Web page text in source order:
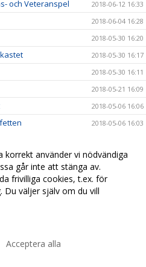
och Veteranspel 2018-06-12 16:33
2018-06-04 16:28
2018-05-30 16:20
2018-05-30 16:17
2018-05-30 16:11
2018-05-21 16:09
2018-05-06 16:06
2018-05-06 16:03
persa inomhus 2018-04-21 16:00
2018-04-15 15:58
2018-04-14 12:27
korrekt använder vi nödvändiga
går inte att stänga av.
frivilliga cookies, t.ex. för
Du väljer själv om du vill
Acceptera alla